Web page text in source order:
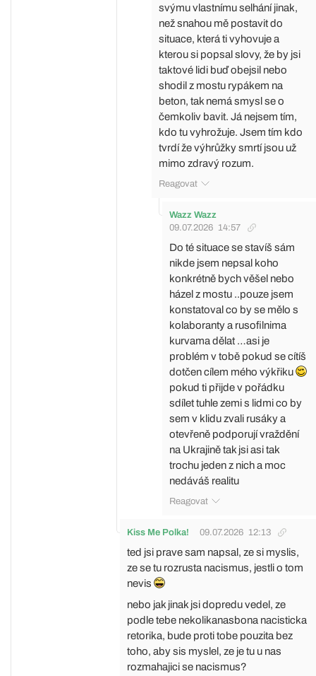
svýmu vlastnímu selhání jinak,
než snahou mě postavit do
situace, která ti vyhovuje a
kterou si popsal slovy, že by jsi
taktové lidi buď obejsil nebo
shodil z mostu rypákem na
beton, tak nemá smysl se o
čemkoliv bavit. Já nejsem tím,
kdo tu vyhrožuje. Jsem tím kdo
tvrdí že výhrůžky smrtí jsou už
mimo zdravý rozum.
Reagovat
Wazz Wazz
09.07.2026 14:57
Do té situace se stavíš sám
nikde jsem nepsal koho
konkrétně bych věšel nebo
házel z mostu ..pouze jsem
konstatoval co by se mělo s
kolaboranty a rusofilnima
kurvama dělat …asi je
problém v tobě pokud se cítíš
dotčen cílem mého výkřiku
pokud ti přijde v pořádku
sdílet tuhle zemi s lidmi co by
sem v klidu zvali rusáky a
otevřeně podporují vraždění
na Ukrajině tak jsi asi tak
trochu jeden z nich a moc
nedáváš realitu
Reagovat
Kiss Me Polka! 09.07.2026 12:13
ted jsi prave sam napsal, ze si myslis,
ze se tu rozrusta nacismus, jestli o tom
nevis
nebo jak jinak jsi dopredu vedel, ze
podle tebe nekolikanasbona nacisticka
retorika, bude proti tobe pouzita bez
toho, aby sis myslel, ze je tu u nas
rozmahajici se nacismus?